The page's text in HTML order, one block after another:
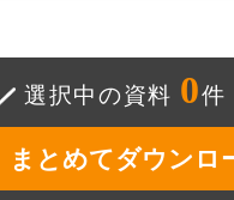
選択中の資料 0件
まとめてダウンロ